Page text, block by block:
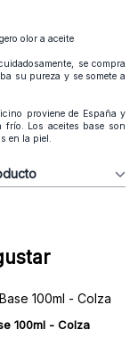
olor a aceite
se compra
su pureza y se somete a
proviene de España y
frío. Los aceites base son
en la piel.
100ml - Colza